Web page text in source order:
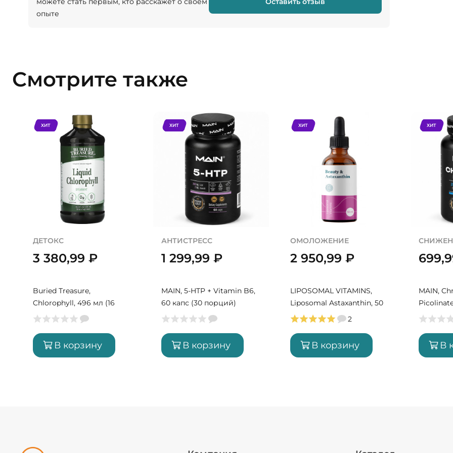
опыте
Смотрите также
ХИТ
ДЕТОКС
3 380,99 ₽
Buried Treasure,
Chlorophyll, 496 мл (16
порций)
В корзину
ХИТ
АНТИСТРЕСС
1 299,99₽
MAIN, 5-HTP + Vitamin B6,
60 капс (30 порций)
В корзину
ХИТ
ОМОЛОЖЕНИЕ
2 950,99 ₽
LIPOSOMAL VITAMINS,
Liposomal Astaxanthin, 50
мл (50 порций) 2
В корзину
ХИТ
MAIN,
порций)
В